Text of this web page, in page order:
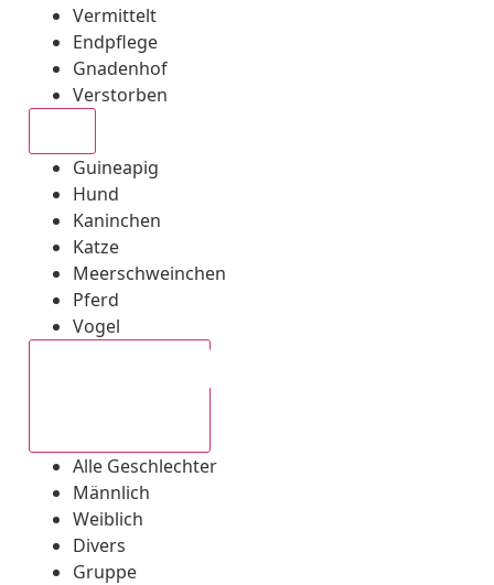
Vermittelt
Endpflege
Gnadenhof
Verstorben
Guineapig
Hund
Kaninchen
Katze
Meerschweinchen
Pferd
Vogel
Alle Geschlechter
Männlich
Weiblich
Divers
Gruppe